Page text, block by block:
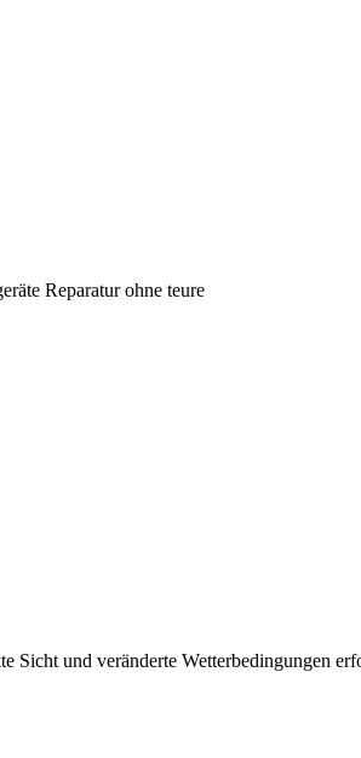
Reparatur ohne teure
und veränderte Wetterbedingungen